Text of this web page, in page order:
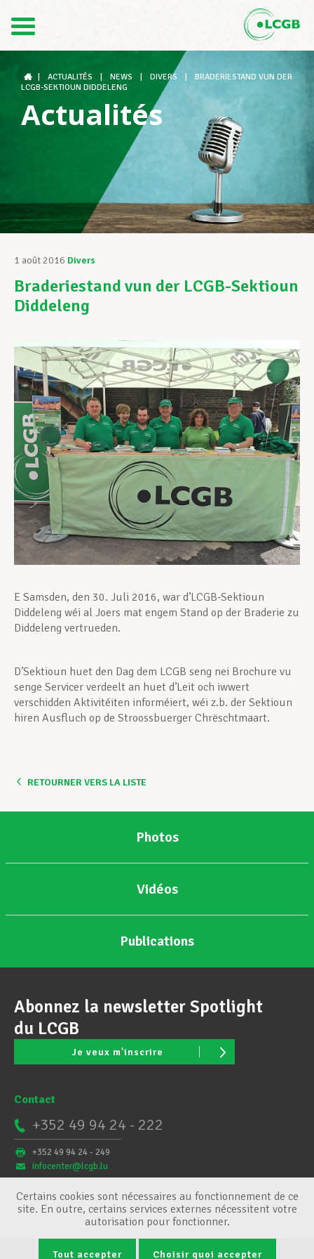
DE
Le LCGB
Structures syndicales
Assistance au Travail
Vos droits
Assistance en vie privée
Développement professionnel
Devenir Membre
Actualités
ACTUALITÉS NEWS DIVERS
BRADERIESTAND VUN DER
LCGB-SEKTIOUN DIDDELENG
Actualités
1 août 2016 Divers
Braderiestand vun der LCGB-Sektioun
Diddeleng
E Samsden, den 30. Juli 2016, war d’LCGB-Sektioun
Diddeleng wéi al Joers mat engem Stand op der Braderie zu
Diddeleng vertrueden.
D’Sektioun huet den Dag dem LCGB seng nei Brochure vu
senge Servicer verdeelt an huet d’Leit och iwwert
verschidden Aktivitéiten informéiert, wéi z.b. der Sektioun
hiren Ausfluch op de Stroossbuerger Chrëschtmaart.
RETOURNER VERS LA LISTE
Photos
Vidéos
Publications
Abonnez la newsletter Spotlight
du LCGB
Je veux m'inscrire
Contact
+352 49 94 24 - 222
+352 49 94 24 - 249
infocenter@lcgb.lu
Certains cookies sont nécessaires au fonctionnement de ce
site. En outre, certains services externes nécessitent votre
autorisation pour fonctionner.
Tout accepter Choisir quoi accepter